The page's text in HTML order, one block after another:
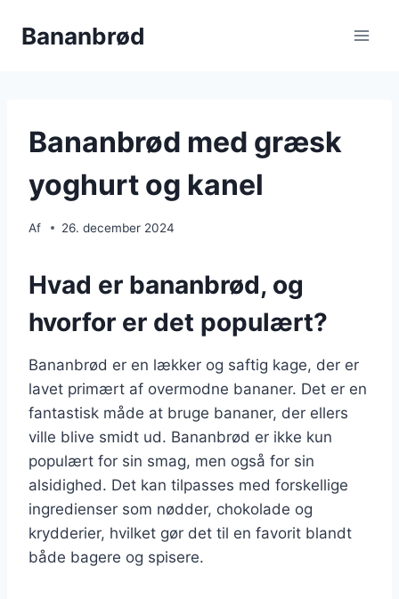
Bananbrød
Bananbrød med græsk
yoghurt og kanel
Af 26. december 2024
Hvad er bananbrød, og
hvorfor er det populært?
Bananbrød er en lækker og saftig kage, der er
lavet primært af overmodne bananer. Det er en
fantastisk måde at bruge bananer, der ellers
ville blive smidt ud. Bananbrød er ikke kun
populært for sin smag, men også for sin
alsidighed. Det kan tilpasses med forskellige
ingredienser som nødder, chokolade og
krydderier, hvilket gør det til en favorit blandt
både bagere og spisere.